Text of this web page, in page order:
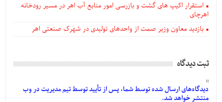
استقرار اکیپ های گشت و بازرسی امور منابع آب اهر در مسیر رودخانه
اهرچای
بازدید معاون وزیر صمت از واحدهای تولیدی در شهرک صنعتی اهر
ثبت دیدگاه
دیدگاه‌هایارسالشدهتوسط شما، پس ازتأییدتوسط تیم مدیریت در وب
منتشر خواهد شد.